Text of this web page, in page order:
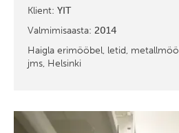
Klient: YIT
Valmimisaasta: 2014
Haigla erimööbel, letid,
jms, Helsinki